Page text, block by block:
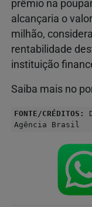
prêmio na
alcançaria o
milhão,
rentabilidade
instituição
Saiba mais no
FONTE/CRÉDITOS:
Agência Brasil